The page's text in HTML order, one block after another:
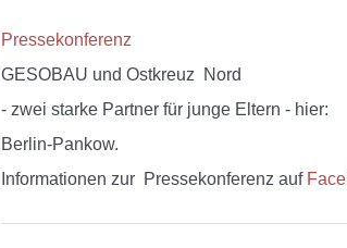
Pressekonferenz
GESOBAU und Ostkreuz Nord
- zwei starke Partner für junge Eltern - hier:
Berlin-Pankow.
Informationen zur Pressekonferenz auf